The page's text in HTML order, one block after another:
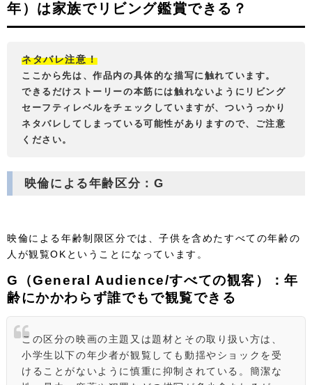
年）は家族でリビング鑑賞できる？
ネタバレ注意！
ここから先は、作品内の具体的な描写に触れています。
できるだけストーリーの本筋には触れないようにリビング
セーフティレベルをチェックしていますが、ついうっかり
ネタバレしてしまっている可能性がありますので、ご注意
ください。
映倫による年齢区分：G
映倫による年齢制限区分では、子供を含めたすべての年齢の
人が観覧OKということになっています。
G（General Audience/すべての観客）：年
齢にかかわらず誰でもで観覧できる
この区分の映画の主題又は題材とその取り扱い方は、
小学生以下の年少者が観覧しても動揺やショックを受
けることがないように慎重に抑制されている。簡潔な